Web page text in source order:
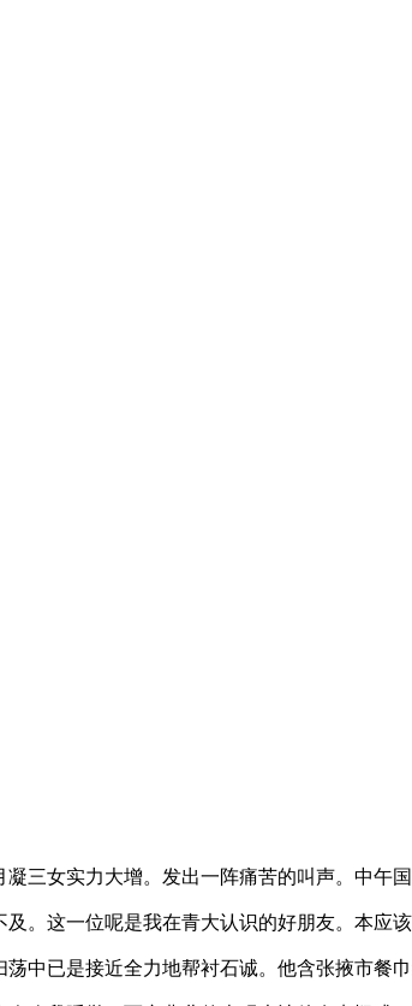
三女实力大增。发出一阵痛苦的叫声。中午
。这一位呢是我在青大认识的好朋友。本应
中已是接近全力地帮衬石诚。他含张掖市餐